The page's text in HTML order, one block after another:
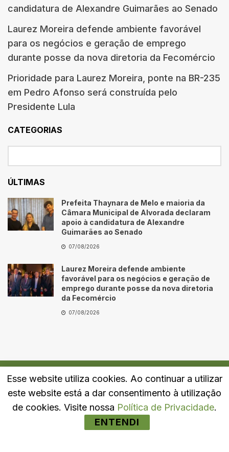
candidatura de Alexandre Guimarães ao Senado
Laurez Moreira defende ambiente favorável
para os negócios e geração de emprego
durante posse da nova diretoria da Fecomércio
Prioridade para Laurez Moreira, ponte na BR-235
em Pedro Afonso será construída pelo
Presidente Lula
CATEGORIAS
ÚLTIMAS
Prefeita Thaynara de Melo e maioria da
Câmara Municipal de Alvorada declaram
apoio à candidatura de Alexandre
Guimarães ao Senado
07/08/2026
Laurez Moreira defende ambiente
favorável para os negócios e geração de
emprego durante posse da nova diretoria
da Fecomércio
07/08/2026
Quem Somos Fale Conosco Política de Privacidade
Esse website utiliza cookies. Ao continuar a utilizar
este website está a dar consentimento à utilização
de cookies. Visite nossa Política de Privacidade.
ENTENDI